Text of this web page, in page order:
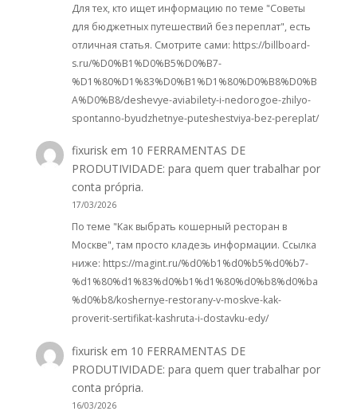
Для тех, кто ищет информацию по теме "Советы
для бюджетных путешествий без переплат", есть
отличная статья. Смотрите сами: https://billboard-
s.ru/%D0%B1%D0%B5%D0%B7-
%D1%80%D1%83%D0%B1%D1%80%D0%B8%D0%B
A%D0%B8/deshevye-aviabilety-i-nedorogoe-zhilyo-
spontanno-byudzhetnye-puteshestviya-bez-pereplat/
fixurisk em 10 FERRAMENTAS DE
PRODUTIVIDADE: para quem quer trabalhar por
conta própria.
17/03/2026
По теме "Как выбрать кошерный ресторан в
Москве", там просто кладезь информации. Ссылка
ниже: https://magint.ru/%d0%b1%d0%b5%d0%b7-
%d1%80%d1%83%d0%b1%d1%80%d0%b8%d0%ba
%d0%b8/koshernye-restorany-v-moskve-kak-
proverit-sertifikat-kashruta-i-dostavku-edy/
fixurisk em 10 FERRAMENTAS DE
PRODUTIVIDADE: para quem quer trabalhar por
conta própria.
16/03/2026